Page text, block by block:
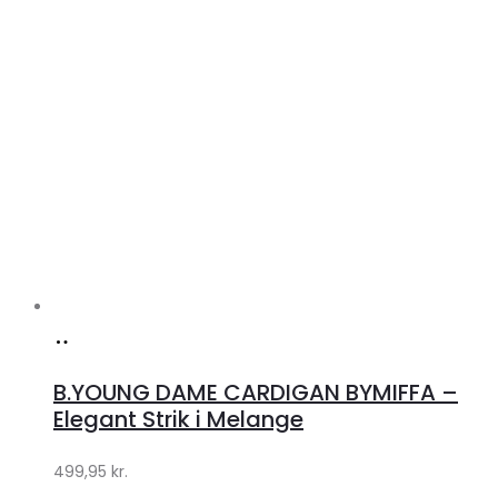
Klædeskabet.dk
B.YOUNG DAME CARDIGAN BYMIFFA –
Elegant Strik i Melange
499,95 kr.